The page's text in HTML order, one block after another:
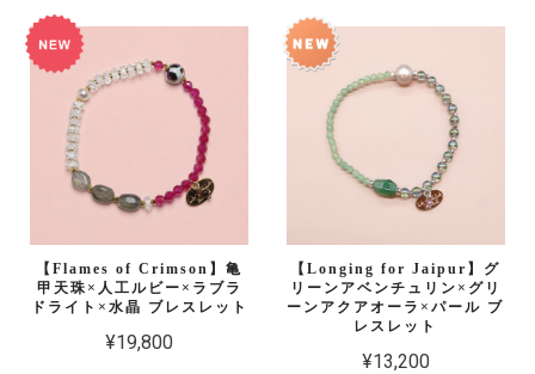
【Flames of Crimson】亀
甲天珠×人工ルビー×ラブラ
ドライト×水晶 ブレスレット
¥19,800
【Longing for Jaipur】グ
リーンアベンチュリン×グリ
ーンアクアオーラ×パール ブ
レスレット
¥13,200